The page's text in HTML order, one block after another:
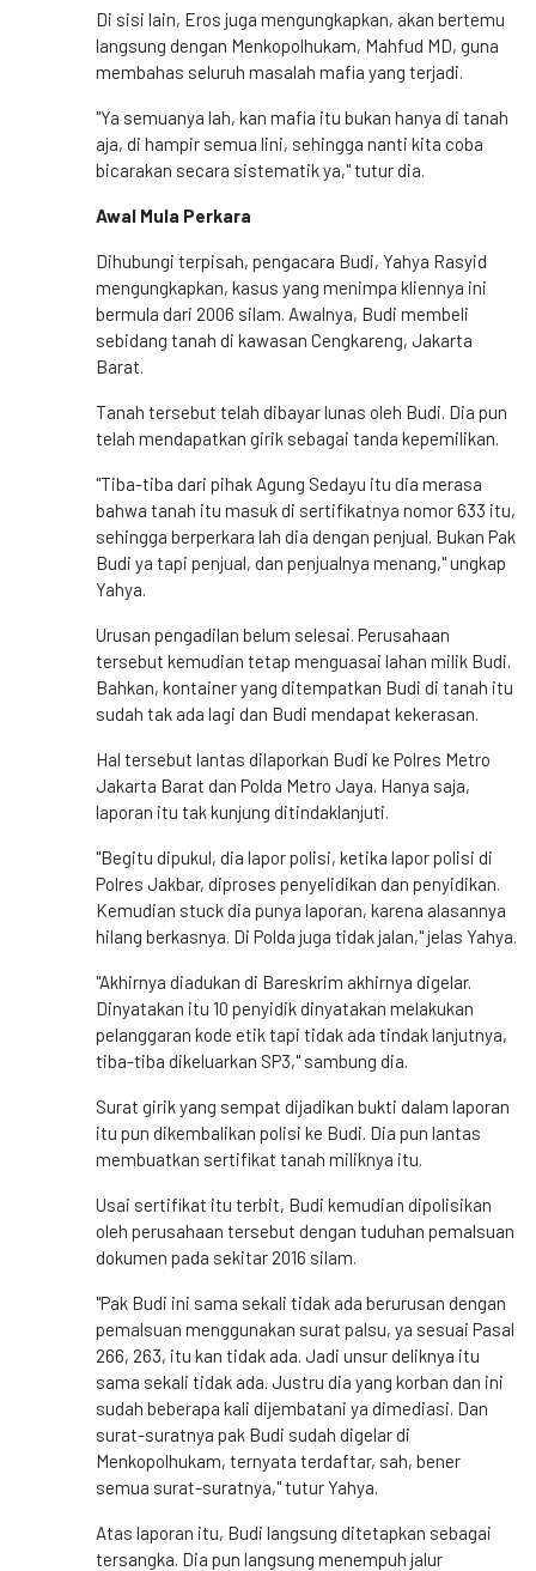
Di sisi lain, Eros juga mengungkapkan, akan bertemu
langsung dengan Menkopolhukam, Mahfud MD, guna
membahas seluruh masalah mafia yang terjadi.
"Ya semuanya lah, kan mafia itu bukan hanya di tanah
aja, di hampir semua lini, sehingga nanti kita coba
bicarakan secara sistematik ya," tutur dia.
Awal Mula Perkara
Dihubungi terpisah, pengacara Budi, Yahya Rasyid
mengungkapkan, kasus yang menimpa kliennya ini
bermula dari 2006 silam. Awalnya, Budi membeli
sebidang tanah di kawasan Cengkareng, Jakarta
Barat.
Tanah tersebut telah dibayar lunas oleh Budi. Dia pun
telah mendapatkan girik sebagai tanda kepemilikan.
"Tiba-tiba dari pihak Agung Sedayu itu dia merasa
bahwa tanah itu masuk di sertifikatnya nomor 633 itu,
sehingga berperkara lah dia dengan penjual. Bukan Pak
Budi ya tapi penjual, dan penjualnya menang," ungkap
Yahya.
Urusan pengadilan belum selesai. Perusahaan
tersebut kemudian tetap menguasai lahan milik Budi.
Bahkan, kontainer yang ditempatkan Budi di tanah itu
sudah tak ada lagi dan Budi mendapat kekerasan.
Hal tersebut lantas dilaporkan Budi ke Polres Metro
Jakarta Barat dan Polda Metro Jaya. Hanya saja,
laporan itu tak kunjung ditindaklanjuti.
"Begitu dipukul, dia lapor polisi, ketika lapor polisi di
Polres Jakbar, diproses penyelidikan dan penyidikan.
Kemudian stuck dia punya laporan, karena alasannya
hilang berkasnya. Di Polda juga tidak jalan," jelas Yahya.
"Akhirnya diadukan di Bareskrim akhirnya digelar.
Dinyatakan itu 10 penyidik dinyatakan melakukan
pelanggaran kode etik tapi tidak ada tindak lanjutnya,
tiba-tiba dikeluarkan SP3," sambung dia.
Surat girik yang sempat dijadikan bukti dalam laporan
itu pun dikembalikan polisi ke Budi. Dia pun lantas
membuatkan sertifikat tanah miliknya itu.
Usai sertifikat itu terbit, Budi kemudian dipolisikan
oleh perusahaan tersebut dengan tuduhan pemalsuan
dokumen pada sekitar 2016 silam.
"Pak Budi ini sama sekali tidak ada berurusan dengan
pemalsuan menggunakan surat palsu, ya sesuai Pasal
266, 263, itu kan tidak ada. Jadi unsur deliknya itu
sama sekali tidak ada. Justru dia yang korban dan ini
sudah beberapa kali dijembatani ya dimediasi. Dan
surat-suratnya pak Budi sudah digelar di
Menkopolhukam, ternyata terdaftar, sah, bener
semua surat-suratnya," tutur Yahya.
Atas laporan itu, Budi langsung ditetapkan sebagai
tersangka. Dia pun langsung menempuh jalur